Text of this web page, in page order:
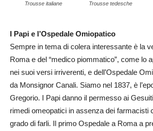
Trousse italiane Trousse tedesche
I Papi e l’Ospedale Omiopatico
Sempre in tema di colera interessante è la
Roma e del “medico piommatico”, come lo
nei suoi versi irriverenti, e dell’Ospedale
da Monsignor Canali. Siamo nel 1837, è
Gregorio. I Papi danno il permesso ai
rimedi omeopatici in assenza dei farmacisti
grado di farli. Il primo Ospedale a Roma a